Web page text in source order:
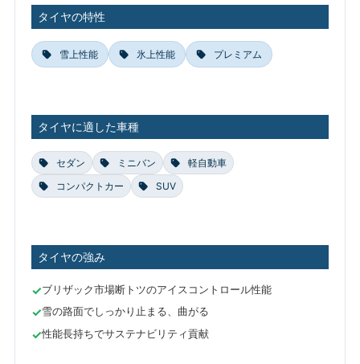
タイヤの特性
雪上性能 氷上性能 プレミアム
タイヤに適した車種
セダン ミニバン
軽自動車
コンパクトカー
SUV
タイヤの強み
ブリザック市場断トツのアイスコントロール性能
雪の路面でしっかり止まる、曲がる
性能長持ちでサステナビリティ貢献